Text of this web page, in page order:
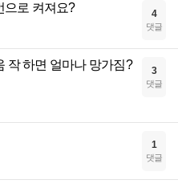
으로 켜져요? 4
댓글
작 하면 얼마나 망가짐? 3
댓글
1
댓글